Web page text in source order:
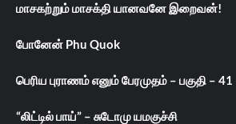
மாசகற்றும் மாசக்தி யானவனே இறைவன்!
போனேன் Phu Quok
பெரிய புராணம் எனும் பேரமுதம் – பகுதி – 41
“லிட்டில் பாய்” – சுடோமு யமகுச்சி